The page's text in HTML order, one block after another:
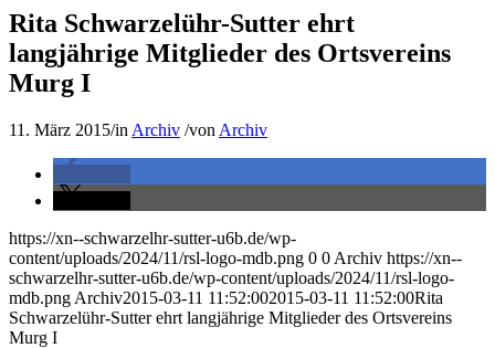
Rita Schwarzelühr-Sutter ehrt
langjährige Mitglieder des Ortsvereins
Murg I
11. März 2015/in Archiv /von Archiv
https://xn--schwarzelhr-sutter-u6b.de/wp-
content/uploads/2024/11/rsl-logo-mdb.png 0 0 Archiv https://xn--
schwarzelhr-sutter-u6b.de/wp-content/uploads/2024/11/rsl-logo-
mdb.png Archiv2015-03-11 11:52:002015-03-11 11:52:00Rita
Schwarzelühr-Sutter ehrt langjährige Mitglieder des Ortsvereins
Murg I